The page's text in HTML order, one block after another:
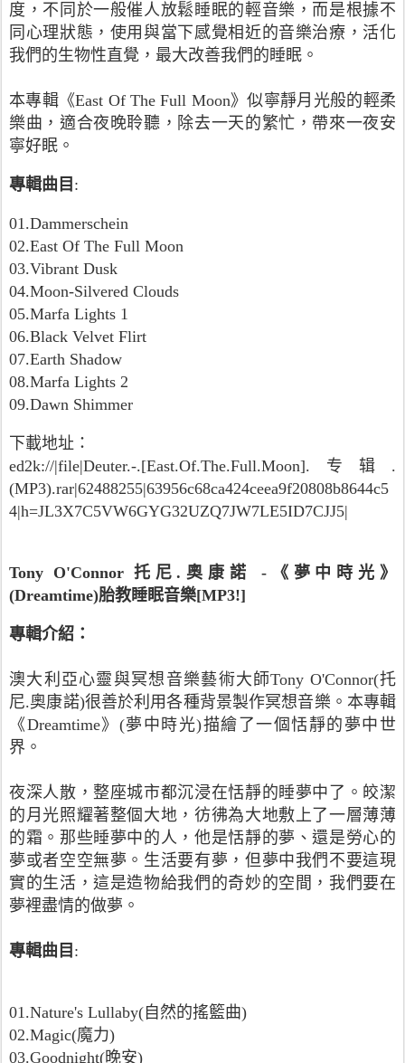
度，不同於一般催人放鬆睡眠的輕音樂，而是根據不
同心理狀態，使用與當下感覺相近的音樂治療，活化
我們的生物性直覺，最大改善我們的睡眠。
本專輯《East Of The Full Moon》似寧靜月光般的輕柔
樂曲，適合夜晚聆聽，除去一天的繁忙，帶來一夜安
寧好眠。
專輯曲目 :
01.Dammerschein
02.East Of The Full Moon
03.Vibrant Dusk
04.Moon-Silvered Clouds
05.Marfa Lights 1
06.Black Velvet Flirt
07.Earth Shadow
08.Marfa Lights 2
09.Dawn Shimmer
下載地址：
ed2k://|file|Deuter.-.[East.Of.The.Full.Moon].专辑.
(MP3).rar|62488255|63956c68ca424ceea9f20808b8644c5
4|h=JL3X7C5VW6GYG32UZQ7JW7LE5ID7CJJ5|
Tony O'Connor 托尼.奧康諾 -《夢中時光》
(Dreamtime)胎教睡眠音樂[MP3!]
專輯介紹：
澳大利亞心靈與冥想音樂藝術大師Tony O'Connor(托
尼.奧康諾)很善於利用各種背景製作冥想音樂。本專輯
《Dreamtime》(夢中時光)描繪了一個恬靜的夢中世
界。
夜深人散，整座城市都沉浸在恬靜的睡夢中了。皎潔
的月光照耀著整個大地，彷彿為大地敷上了一層薄薄
的霜。那些睡夢中的人，他是恬靜的夢、還是勞心的
夢或者空空無夢。生活要有夢，但夢中我們不要這現
實的生活，這是造物給我們的奇妙的空間，我們要在
夢裡盡情的做夢。
專輯曲目 :
01.Nature's Lullaby(自然的搖籃曲)
02.Magic(魔力)
03.Goodnight(晚安)